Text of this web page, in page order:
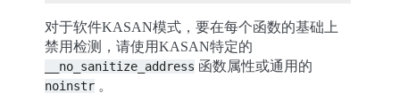
对于软件KASAN模式，要在每个函数的基础上
禁用检测，请使用KASAN特定的
__no_sanitize_address 函数属性或通用的
noinstr 。